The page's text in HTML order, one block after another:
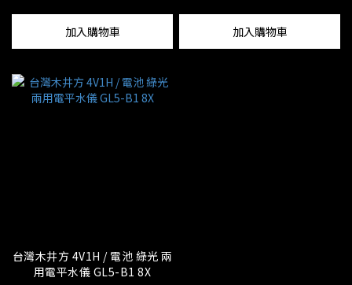
加入購物車 加入購物車
台灣木井方 4V1H / 電池 綠光 兩
用電平水儀 GL5-B1 8X